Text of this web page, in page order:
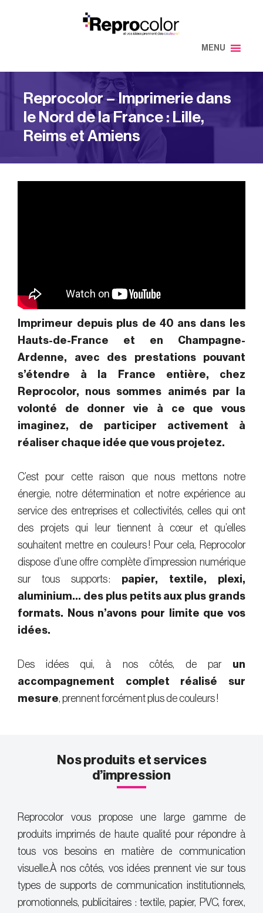
MENU
Reprocolor – Imprimerie dans
le Nord de la France : Lille,
Reims et Amiens
Imprimeur depuis plus de 40 ans dans les
Hauts-de-France et en Champagne-
Ardenne, avec des prestations pouvant
s’étendre à la France entière, chez
Reprocolor, nous sommes animés par la
volonté de donner vie à ce que vous
imaginez, de participer activement à
réaliser chaque idée que vous projetez.
C’est pour cette raison que nous mettons notre
énergie, notre détermination et notre expérience au
service des entreprises et collectivités, celles qui ont
des projets qui leur tiennent à cœur et qu’elles
souhaitent mettre en couleurs ! Pour cela, Reprocolor
dispose d’une offre complète d’impression numérique
sur tous supports : papier, textile, plexi,
aluminium… des plus petits aux plus grands
formats. Nous n’avons pour limite que vos
idées.
Des idées qui, à nos côtés, de par un
accompagnement complet réalisé sur
mesure, prennent forcément plus de couleurs !
Nos produits et services
d’impression
Reprocolor vous propose une large gamme de
produits imprimés de haute qualité pour répondre à
tous vos besoins en matière de communication
visuelle.À nos côtés, vos idées prennent vie sur tous
types de supports de communication institutionnels,
promotionnels, publicitaires : textile, papier, PVC, forex,